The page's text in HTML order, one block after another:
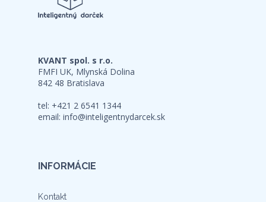
KVANT spol. s r.o.
FMFI UK, Mlynská Dolina
842 48 Bratislava
tel: +421 2 6541 1344
email: info@inteligentnydarcek.sk
INFORMÁCIE
Kontakt